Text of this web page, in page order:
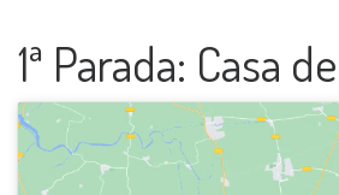
1ª Parada: Casa